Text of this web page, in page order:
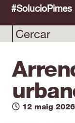
#SolucioPimes
12 maig 2026